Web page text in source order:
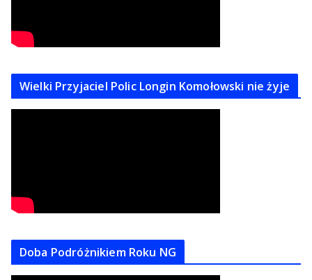
Wielki Przyjaciel Polic Longin Komołowski nie żyje
Doba Podróżnikiem Roku NG